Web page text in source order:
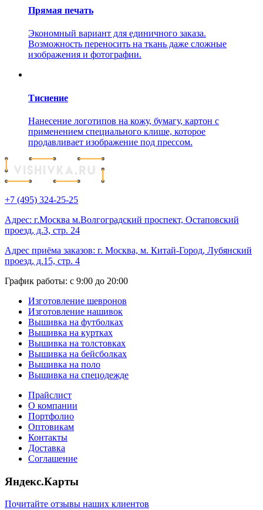
Прямая печать
Экономный вариант для единичного заказа.
Возможность переносить на ткань даже сложные
изображения и фотографии.
Тиснение
Нанесение логотипов на кожу, бумагу, картон с
применением специального клише, которое
продавливает изображение под прессом.
+7 (495) 324-25-25
Адрес: г.Москва м.Волгоградский проспект, Остаповский
проезд, д.3, стр. 24
Адрес приёма заказов: г. Москва, м. Китай-Город, Лубянский
проезд, д.15, стр. 4
График работы: с 9:00 до 20:00
Изготовление шевронов
Изготовление нашивок
Вышивка на футболках
Вышивка на куртках
Вышивка на толстовках
Вышивка на бейсболках
Вышивка на поло
Вышивка на спецодежде
Прайслист
О компании
Портфолио
Оптовикам
Контакты
Доставка
Соглашение
Яндекс.Карты
Почитайте отзывы наших клиентов